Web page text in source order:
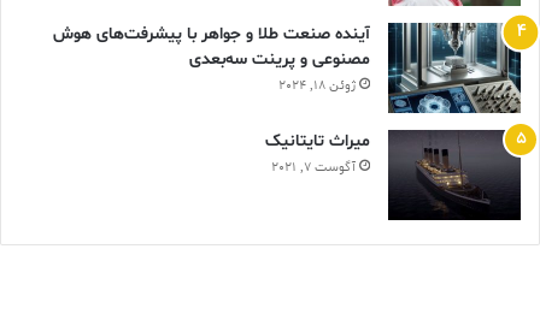
آینده صنعت طلا و جواهر با پیشرفت‌های هوش
مصنوعی و پرینت سه‌بعدی
ژوئن 18, 2024
ميراث تايتانيک
آگوست 7, 2021